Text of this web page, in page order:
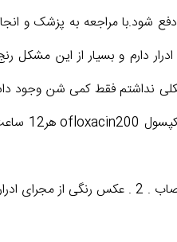
بودم تا ادرار به طور آزاد دفع
نداشتم فقط کمی شن وجود